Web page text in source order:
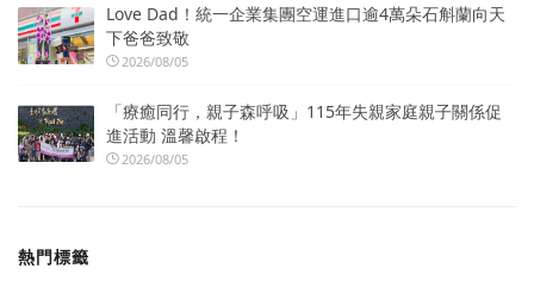
Love Dad！統一企業集團空運進口逾4萬朵石斛蘭向天
下爸爸致敬
2026/08/05
「療癒同行，親子森呼吸」115年失親家庭親子關係促
進活動 溫馨啟程！
2026/08/05
熱門標籤